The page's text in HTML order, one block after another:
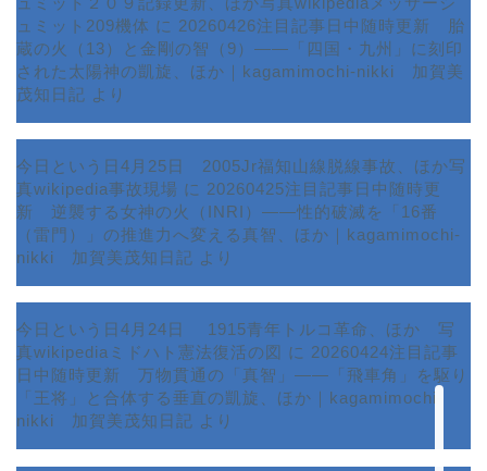
ュミット209機体 に 20260426注目記事日中随時更新 胎
蔵の火（13）と金剛の智（9）――「四国・九州」に刻印
された太陽神の凱旋、ほか｜kagamimochi-nikki 加賀美
茂知日記 より
今日という日4月25日 2005Jr福知山線脱線事故、ほか写
真wikipedia事故現場 に 20260425注目記事日中随時更
新 逆襲する女神の火（INRI）――性的破滅を「16番
（雷門）」の推進力へ変える真智、ほか｜kagamimochi-
nikki 加賀美茂知日記 より
今日という日4月24日 1915青年トルコ革命、ほか 写
真wikipediaミドハト憲法復活の図 に 20260424注目記事
日中随時更新 万物貫通の「真智」――「飛車角」を駆り
「王将」と合体する垂直の凱旋、ほか｜kagamimochi-
nikki 加賀美茂知日記 より
ホーム
サービス
ランキング